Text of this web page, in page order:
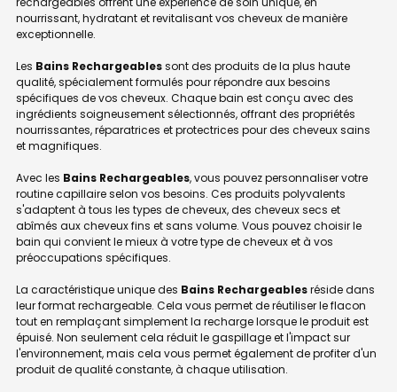
nourrissant, hydratant et revitalisant vos cheveux de manière
exceptionnelle.
Les Bains Rechargeablessont des produits de la plus haute
qualité, spécialement formulés pour répondre aux besoins
spécifiques de vos cheveux. Chaque bain est conçu avec des
ingrédients soigneusement sélectionnés, offrant des propriétés
nourrissantes, réparatrices et protectrices pour des cheveux sains
et magnifiques.
Avec les Bains Rechargeables, vous pouvez personnaliser votre
routine capillaire selon vos besoins. Ces produits polyvalents
s'adaptent à tous les types de cheveux, des cheveux secs et
abîmés aux cheveux fins et sans volume. Vous pouvez choisir le
bain qui convient le mieux à votre type de cheveux et à vos
préoccupations spécifiques.
La caractéristique unique des Bains Rechargeablesréside dans
leur format rechargeable. Cela vous permet de réutiliser le flacon
tout en remplaçant simplement la recharge lorsque le produit est
épuisé. Non seulement cela réduit le gaspillage et l'impact sur
l'environnement, mais cela vous permet également de profiter d'un
produit de qualité constante, à chaque utilisation.